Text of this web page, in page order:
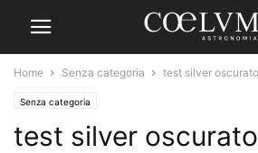
Home Senza categoria test silver oscurato
Senza categoria
test silver oscurato